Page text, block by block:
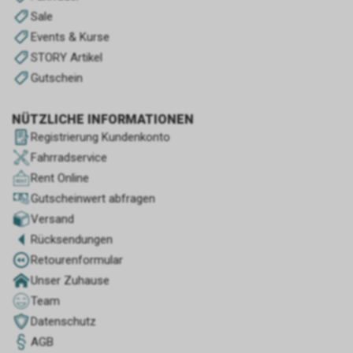
Sale
Events & Kurse
STORY Artikel
Gutschein
NÜTZLICHE INFORMATIONEN
Registrierung Kundenkonto
Fahrradservice
Rent Online
Gutscheinwert abfragen
Versand
Rücksendungen
Retourenformular
Unser Zuhause
Team
Datenschutz
AGB